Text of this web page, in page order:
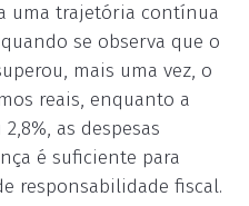
uma trajetória contínua
se observa que o
mais uma vez, o
reais, enquanto a
as despesas
é suficiente para
responsabilidade fiscal.